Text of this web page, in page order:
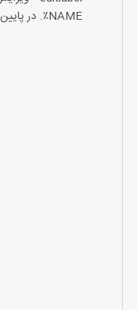
NAME٪. در پایین فهرستی از تمام ارسال های شما ساخته شده است.[/ipt_fsqm_utrackback]